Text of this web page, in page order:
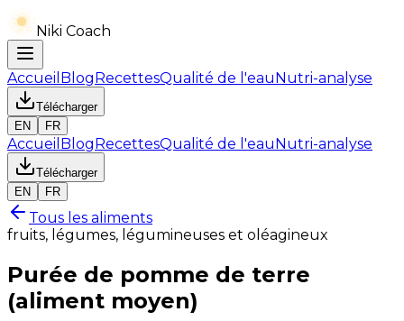
Niki Coach
Accueil BlogRecettesQualité de l'eauNutri-analyse
Télécharger
EN
FR
Accueil BlogRecettesQualité de l'eauNutri-analyse
Télécharger
EN
FR
Tous les aliments
fruits, légumes, légumineuses et oléagineux
Purée de pomme de terre
(aliment moyen)